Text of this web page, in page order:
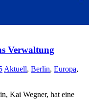
Verwaltung
Aktuell, Berlin, Europa,
Kai Wegner, hat eine